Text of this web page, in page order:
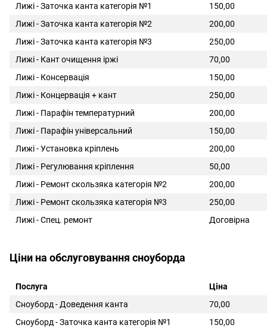
Лижі - Заточка канта категорія №1
150,00
Лижі - Заточка канта категорія №2
200,00
Лижі - Заточка канта категорія №3
250,00
Лижі - Кант очищення іржі
70,00
Лижі - Консервація
150,00
Лижі - Концервація + кант
250,00
Лижі - Парафін температурний
200,00
Лижі - Парафін універсальний
150,00
Лижі - Установка кріплень
200,00
Лижі - Регулювання кріплення
50,00
Лижі - Ремонт скользяка категорія №2
200,00
Лижі - Ремонт скользяка категорія №3
250,00
Лижі - Спец. ремонт
Договірна
Ціни на обслуговування сноуборда
Послуга
Ціна
Сноуборд - Доведення канта
70,00
Сноуборд - Заточка канта категорія №1
150,00